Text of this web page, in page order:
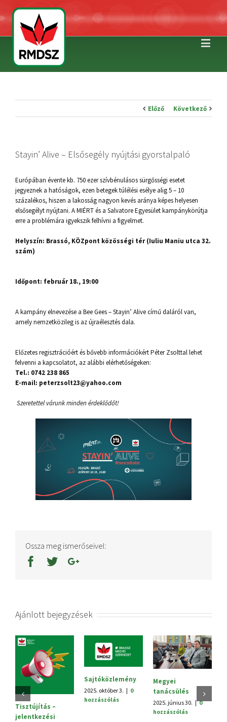
Előző Következő
Stayin’ Alive – Elsősegély nyújtási gyorstalpaló
Európában évente kb. 750 ezer szívbénulásos sürgősségi esetet
jegyeznek a hatóságok, ezen betegek túlélési esélye alig 5 – 10
százalékos, hiszen a lakosság nagyon kevés aránya képes helyesen
elsősegélyt nyújtani. A MIÉRT és a Salvatore Egyesület kampánykörútja
erre a problémára igyekszik felhívni a figyelmet.
Helyszín: Brassó, KÖZpont közösségi tér (Iuliu Maniu utca 32.
szám)
Időpont: február 18., 19:00
A kampány elnevezése a Bee Gees – Stayin’ Alive című daláról van,
amely nemzetközileg is az újraélesztés dala.
Előzetes regisztrációért és bővebb információkért Péter Zsolttal lehet
felvenni a kapcsolatot, az alábbi elérhetőségeken:
Tel.: 0742 238 865
E-mail: peterzsolt23@yahoo.com
Szeretettel várunk minden érdeklődőt!
Ossza meg ismerőseivel:
Ajánlott bejegyzések
Tisztújítás –
jelentkezési
Sajtóközlemény
2025. október 3. | 0
hozzászólás
Megyei
tanácsülés
2025. június 30. | 0
hozzászólás